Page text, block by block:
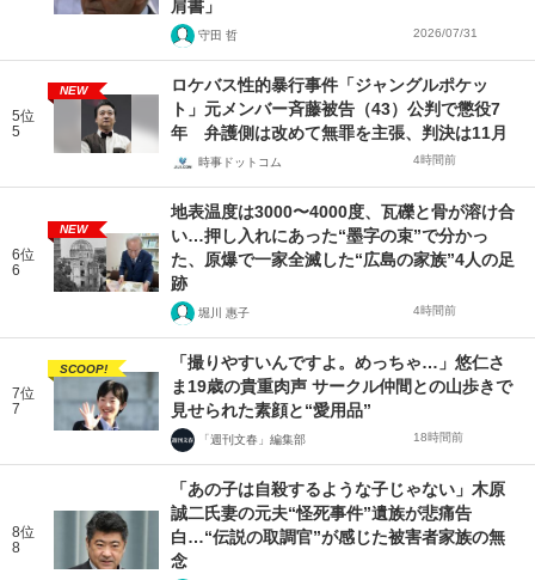
肩書」
守田 哲 2026/07/31
5位
5
NEW
ロケバス性的暴行事件「ジャングルポケッ
ト」元メンバー斉藤被告（43）公判で懲役7
年 弁護側は改めて無罪を主張、判決は11月
時事ドットコム 4時間前
6位
6
NEW
地表温度は3000〜4000度、瓦礫と骨が溶け合
い…押し入れにあった“墨字の束”で分かっ
た、原爆で一家全滅した“広島の家族”4人の足
跡
堀川 惠子 4時間前
7位
7
SCOOP!
「撮りやすいんですよ。めっちゃ…」悠仁さ
ま19歳の貴重肉声 サークル仲間との山歩きで
見せられた素顔と“愛用品”
「週刊文春」編集部 18時間前
8位
8
「あの子は自殺するような子じゃない」木原
誠二氏妻の元夫“怪死事件”遺族が悲痛告
白…“伝説の取調官”が感じた被害者家族の無
念